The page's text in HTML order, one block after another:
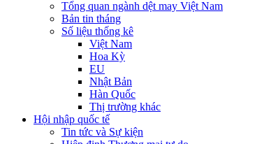
Tổng quan ngành dệt may Việt Nam
Bản tin tháng
Số liệu thống kê
Việt Nam
Hoa Kỳ
EU
Nhật Bản
Hàn Quốc
Thị trường khác
Hội nhập quốc tế
Tin tức và Sự kiện